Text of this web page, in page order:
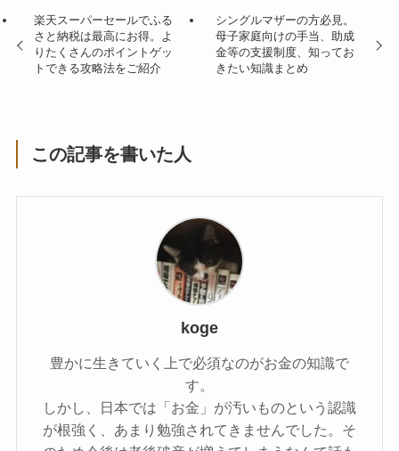
楽天スーパーセールでふる
さと納税は最高にお得。よ
りたくさんのポイントゲッ
トできる攻略法をご紹介
シングルマザーの方必見。
母子家庭向けの手当、助成
金等の支援制度、知ってお
きたい知識まとめ
この記事を書いた人
koge
豊かに生きていく上で必須なのがお金の知識で
す。
しかし、日本では「お金」が汚いものという認識
が根強く、あまり勉強されてきませんでした。そ